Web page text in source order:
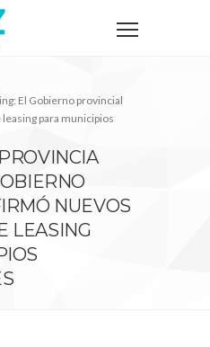
El Gobierno provincial
para municipios
NUEVOS
LEASING